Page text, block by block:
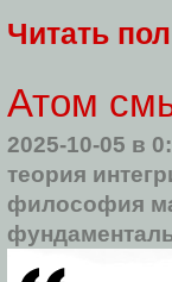
Читать
Атом
2025-10-05 в
теория
философия